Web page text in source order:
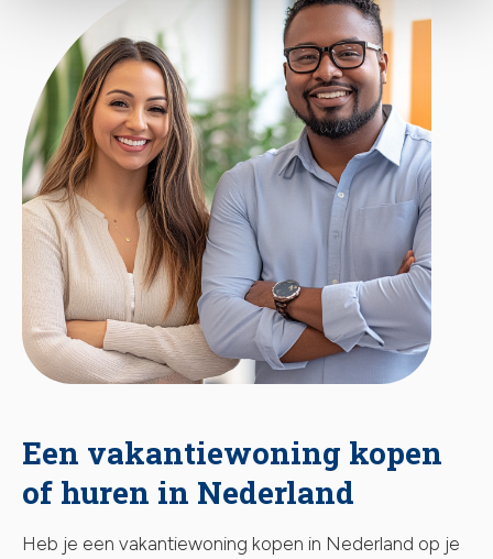
Een vakantiewoning kopen
of huren in Nederland
Heb je een vakantiewoning kopen in Nederland op je